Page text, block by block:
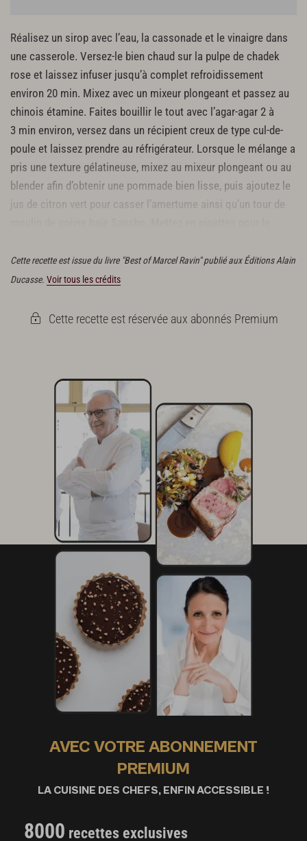
Réalisez un sirop avec l’eau, la cassonade et le vinaigre dans
une casserole. Versez-le bien chaud sur la pulpe de chadek
rose et laissez infuser jusqu’à complet refroidissement
environ 20 min. Mixez avec un mixeur plongeant et passez au
chinois étamine. Faites bouillir le tout avec l’agar-agar 2 à
3 min environ, versez dans un récipient creux de type cul-de-
poule et laissez prendre au réfrigérateur. Lorsque le mélange a
pris une texture gélatineuse, mixez au mixeur plongeant ou au
blender afin d’obtenir une pommade bien lisse, puis ajoutez le
jus de citron vert pour casser l’amertume ainsi qu’un tour de
Cette recette est issue du livre "Best of Marcel Ravin" publié aux Éditions Alain
Ducasse. Voir tous les crédits
Cette recette est réservée aux abonnés Premium
AVEC VOTRE ABONNEMENT
PREMIUM
LA CUISINE DES CHEFS, ENFIN ACCESSIBLE !
8000 recettes exclusives